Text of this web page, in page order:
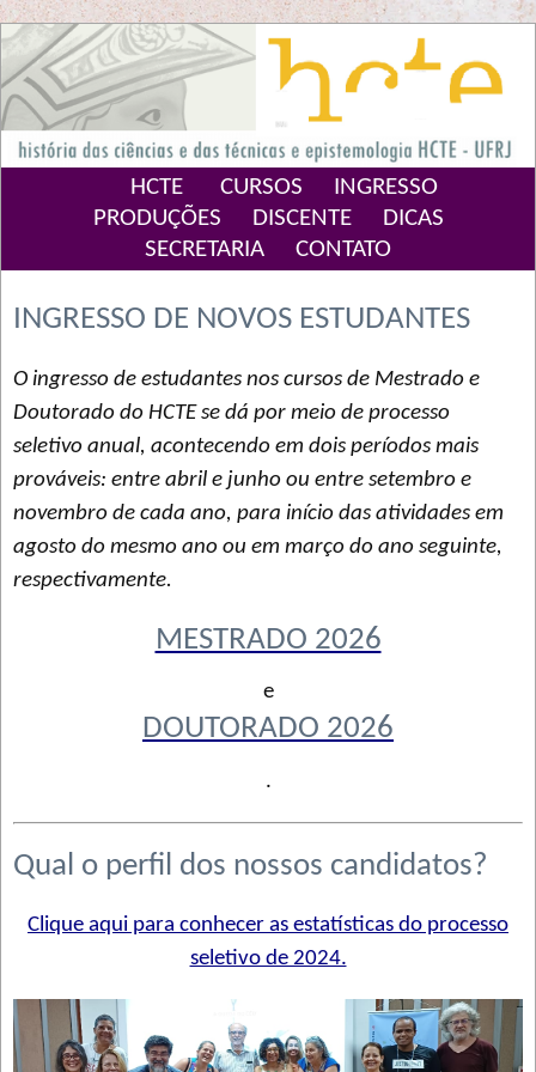
HCTE CURSOS
INGRESSO
PRODUÇÕES
DISCENTE
DICAS
SECRETARIA
CONTATO
INGRESSO DE NOVOS ESTUDANTES
O ingresso de estudantes nos cursos de Mestrado e
Doutorado do HCTE se dá por meio de processo
seletivo anual, acontecendo em dois períodos mais
prováveis: entre abril e junho ou entre setembro e
novembro de cada ano, para início das atividades em
agosto do mesmo ano ou em março do ano seguinte,
respectivamente.
MESTRADO 2026
e
DOUTORADO 2026
.
Qual o perfil dos nossos candidatos?
Clique aqui para conhecer as estatísticas do processo
seletivo de 2024.